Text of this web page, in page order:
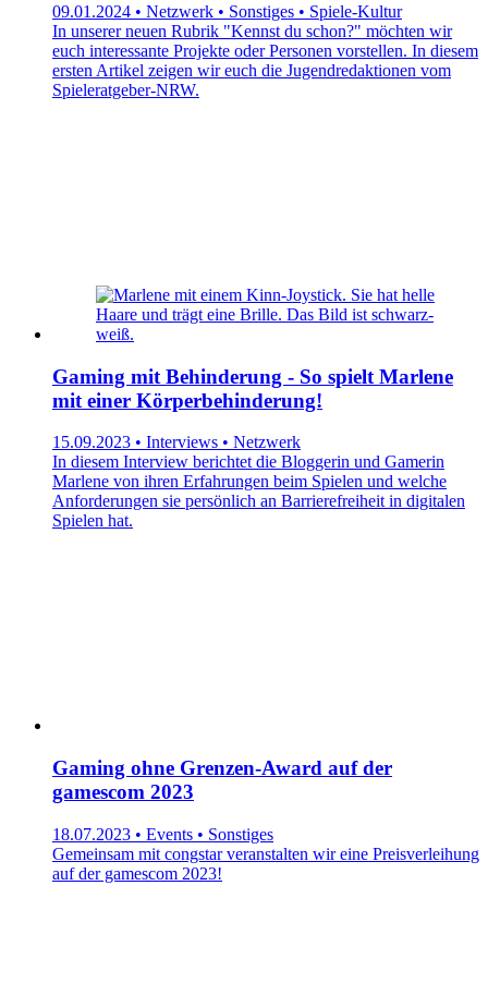
09.01.2024 • Netzwerk • Sonstiges • Spiele-Kultur
In unserer neuen Rubrik "Kennst du schon?" möchten wir
euch interessante Projekte oder Personen vorstellen. In diesem
ersten Artikel zeigen wir euch die Jugendredaktionen vom
Spieleratgeber-NRW.
Gaming mit Behinderung - So spielt Marlene
mit einer Körperbehinderung!
15.09.2023 • Interviews • Netzwerk
In diesem Interview berichtet die Bloggerin und Gamerin
Marlene von ihren Erfahrungen beim Spielen und welche
Anforderungen sie persönlich an Barrierefreiheit in digitalen
Spielen hat.
Gaming ohne Grenzen-Award auf der
gamescom 2023
18.07.2023 • Events • Sonstiges
Gemeinsam mit congstar veranstalten wir eine Preisverleihung
auf der gamescom 2023!